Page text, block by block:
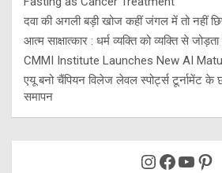
दवा की अगली बड़ी खोज कहीं जंगल में तो नहीं
आत्म साक्षात्कार : धर्म व्यक्ति को व्यक्ति से जोड़ता
CMMI Institute Launches New AI
एयू बनो चैंपियन विलेज लेवल स्पोर्ट्स टूर्नामेंट
समापन
Instagram